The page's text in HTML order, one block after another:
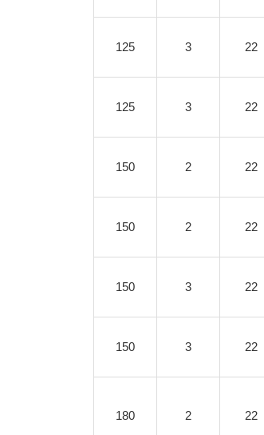
125 3 22
125 3 22
150 2 22
150 2 22
150 3 22
150 3 22
180 2 22